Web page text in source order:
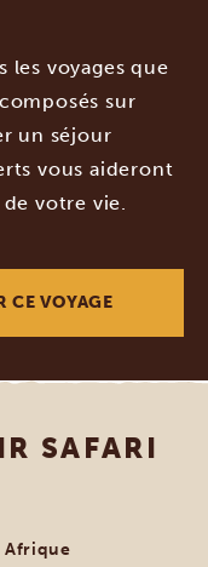
les voyages que
sur
un séjour
vous aideront
votre vie.
CE VOYAGE
SAFARI
Afrique